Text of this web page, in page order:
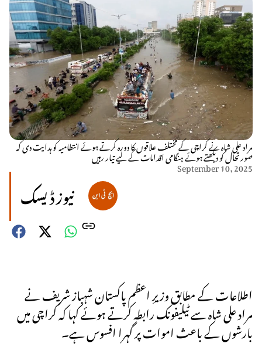
مراد علی شاہ نے کراچی کے مختلف علاقوں کا دورہ کرتے ہوئے انتطامیہ کو ہدایت دی کہ
صورتحال کو دیکھتے ہوئے ہنگامی اقدامات کے لیے تیار رہیں
September 10, 2025
نیوز ڈیسک
اطلاعات کے مطابق وزیرِ اعظم پاکستان شہباز شریف نے
مراد علی شاہ سے ٹیلیفونک رابطہ کرتے ہوئے کہا کہ کراچی میں
بارشوں کے باعث اموات پر گہرا افسوس ہے۔